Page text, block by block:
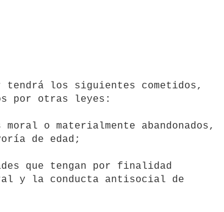
por otras leyes:
o materialmente abandonados,
que tengan por finalidad
y la conducta antisocial de